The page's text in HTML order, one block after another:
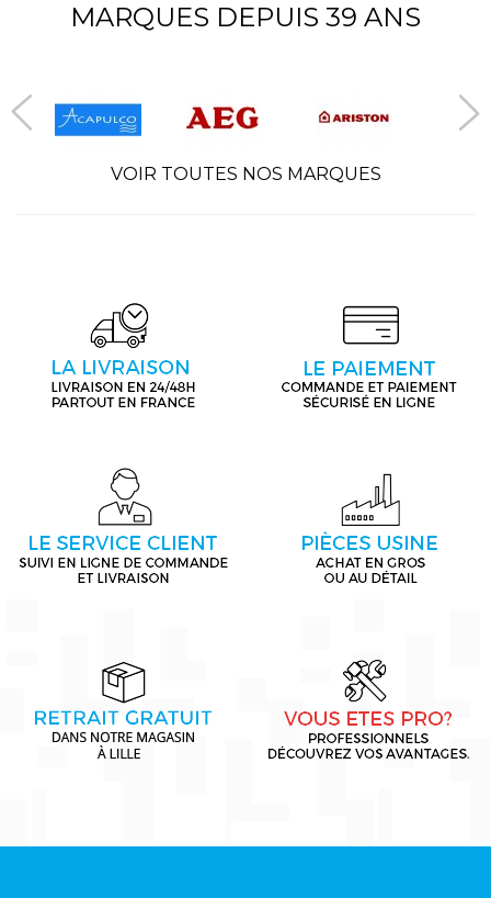
MARQUES DEPUIS 39 ANS
VOIR TOUTES NOS MARQUES